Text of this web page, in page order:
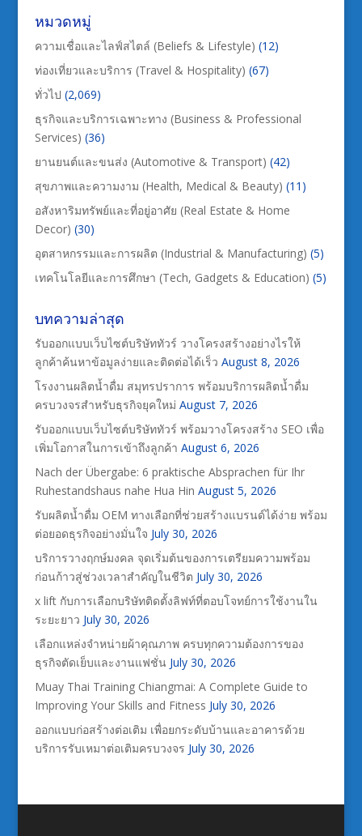
หมวดหมู่
ความเชื่อและไลฟ์สไตล์ (Beliefs & Lifestyle) (12)
ท่องเที่ยวและบริการ (Travel & Hospitality) (67)
ทั่วไป (2,069)
ธุรกิจและบริการเฉพาะทาง (Business & Professional
Services) (36)
ยานยนต์และขนส่ง (Automotive & Transport) (42)
สุขภาพและความงาม (Health, Medical & Beauty) (11)
อสังหาริมทรัพย์และที่อยู่อาศัย (Real Estate & Home
Decor) (30)
อุตสาหกรรมและการผลิต (Industrial & Manufacturing) (5)
เทคโนโลยีและการศึกษา (Tech, Gadgets & Education) (5)
บทความล่าสุด
รับออกแบบเว็บไซต์บริษัททัวร์ วางโครงสร้างอย่างไรให้
ลูกค้าค้นหาข้อมูลง่ายและติดต่อได้เร็ว August 8, 2026
โรงงานผลิตน้ำดื่ม สมุทรปราการ พร้อมบริการผลิตน้ำดื่ม
ครบวงจรสำหรับธุรกิจยุคใหม่ August 7, 2026
รับออกแบบเว็บไซต์บริษัททัวร์ พร้อมวางโครงสร้าง SEO เพื่อ
เพิ่มโอกาสในการเข้าถึงลูกค้า August 6, 2026
Nach der Übergabe: 6 praktische Absprachen für Ihr
Ruhestandshaus nahe Hua Hin August 5, 2026
รับผลิตน้ำดื่ม OEM ทางเลือกที่ช่วยสร้างแบรนด์ได้ง่าย พร้อม
ต่อยอดธุรกิจอย่างมั่นใจ July 30, 2026
บริการวางฤกษ์มงคล จุดเริ่มต้นของการเตรียมความพร้อม
ก่อนก้าวสู่ช่วงเวลาสำคัญในชีวิต July 30, 2026
x lift กับการเลือกบริษัทติดตั้งลิฟท์ที่ตอบโจทย์การใช้งานใน
ระยะยาว July 30, 2026
เลือกแหล่งจำหน่ายผ้าคุณภาพ ครบทุกความต้องการของ
ธุรกิจตัดเย็บและงานแฟชั่น July 30, 2026
Muay Thai Training Chiangmai: A Complete Guide to
Improving Your Skills and Fitness July 30, 2026
ออกแบบก่อสร้างต่อเติม เพื่อยกระดับบ้านและอาคารด้วย
บริการรับเหมาต่อเติมครบวงจร July 30, 2026